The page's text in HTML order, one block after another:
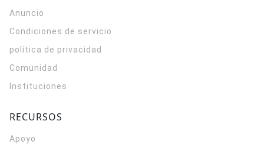
Anuncio
Condiciones de servicio
política de privacidad
Comunidad
Instituciones
RECURSOS
Apoyo